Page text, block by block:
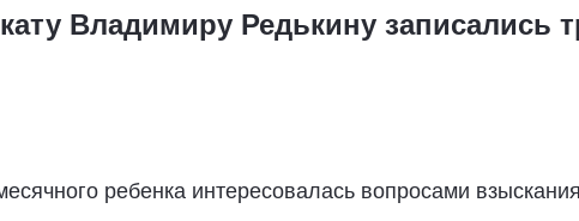
Владимиру Редькину записались
ребенка интересовалась вопросами